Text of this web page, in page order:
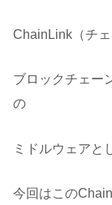
ChainLink（チ
ブロックチェー
の
ミドルウェアと
今回はこの